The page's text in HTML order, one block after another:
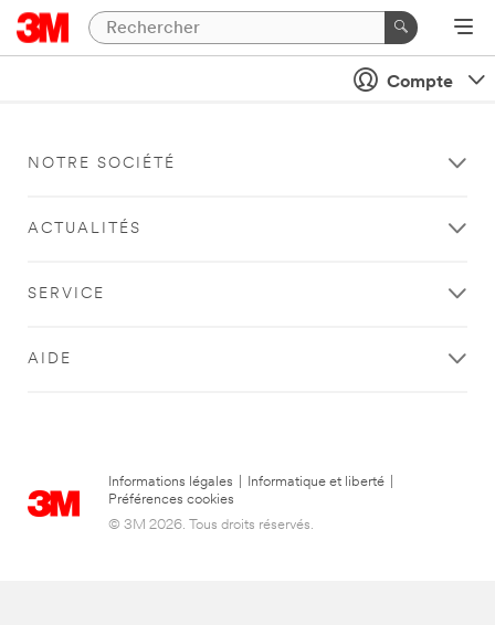
Compte
NOTRE SOCIÉTÉ
ACTUALITÉS
SERVICE
AIDE
Informations légales Informatique et liberté
Préférences cookies
© 3M 2026. Tous droits réservés.